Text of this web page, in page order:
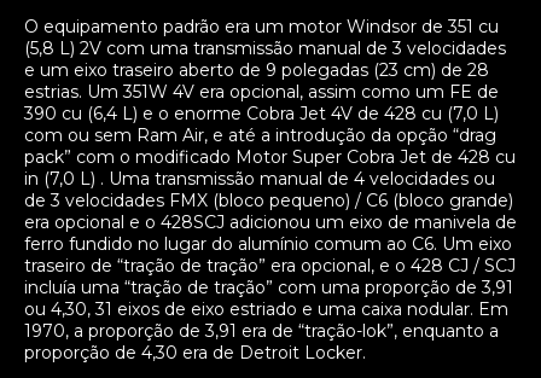
O equipamento padrão era um motor Windsor de 351 cu
(5,8 L) 2V com uma transmissão manual de 3 velocidades
e um eixo traseiro aberto de 9 polegadas (23 cm) de 28
estrias. Um 351W 4V era opcional, assim como um FE de
390 cu (6,4 L) e o enorme Cobra Jet 4V de 428 cu (7,0 L)
com ou sem Ram Air, e até a introdução da opção “drag
pack” com o modificado Motor Super Cobra Jet de 428 cu
in (7,0 L) . Uma transmissão manual de 4 velocidades ou
de 3 velocidades FMX (bloco pequeno) / C6 (bloco grande)
era opcional e o 428SCJ adicionou um eixo de manivela de
ferro fundido no lugar do alumínio comum ao C6. Um eixo
traseiro de “tração de tração” era opcional, e o 428 CJ / SCJ
incluía uma “tração de tração” com uma proporção de 3,91
ou 4,30, 31 eixos de eixo estriado e uma caixa nodular. Em
1970, a proporção de 3,91 era de “tração-lok”, enquanto a
proporção de 4,30 era de Detroit Locker.